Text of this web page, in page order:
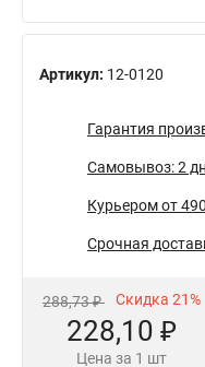
Артикул: 12-0120
Гарантия
Самовывоз: 2
Курьером от
Срочная
288,73 ₽ Скидка 21%
228,10 ₽
Цена за 1 шт